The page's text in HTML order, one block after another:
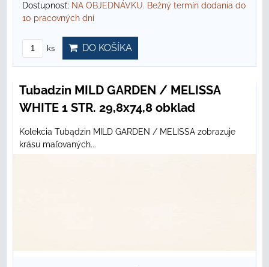
Dostupnosť: NA OBJEDNÁVKU. Bežný termín dodania do
10 pracovných dní
ks DO KOŠÍKA
Tubadzin MILD GARDEN / MELISSA
WHITE 1 STR. 29,8x74,8 obklad
Kolekcia Tubądzin MILD GARDEN / MELISSA zobrazuje
krásu maľovaných...